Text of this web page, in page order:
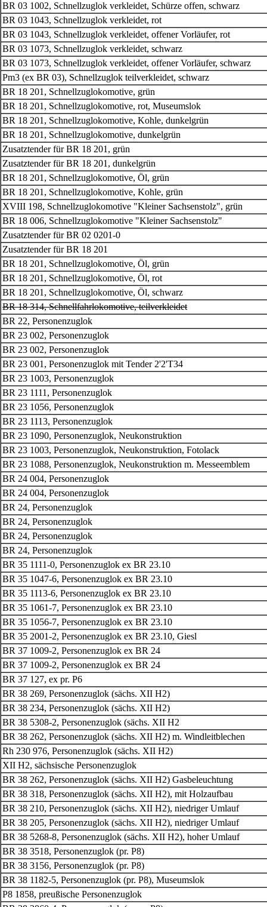
BR 03 1002, Schnellzuglok verkleidet, Schürze offen, schwarz
BR 03 1043, Schnellzuglok verkleidet, rot
BR 03 1043, Schnellzuglok verkleidet, offener Vorläufer, rot
BR 03 1073, Schnellzuglok verkleidet, schwarz
BR 03 1073, Schnellzuglok verkleidet, offener Vorläufer, schwarz
Pm3 (ex BR 03), Schnellzuglok teilverkleidet, schwarz
BR 18 201, Schnellzuglokomotive, grün
BR 18 201, Schnellzuglokomotive, rot, Museumslok
BR 18 201, Schnellzuglokomotive, Kohle, dunkelgrün
BR 18 201, Schnellzuglokomotive, dunkelgrün
Zusatztender für BR 18 201, grün
Zusatztender für BR 18 201, dunkelgrün
BR 18 201, Schnellzuglokomotive, Öl, grün
BR 18 201, Schnellzuglokomotive, Kohle, grün
XVIII 198, Schnellzuglokomotive "Kleiner Sachsenstolz", grün
BR 18 006, Schnellzuglokomotive "Kleiner Sachsenstolz"
Zusatztender für BR 02 0201-0
Zusatztender für BR 18 201
BR 18 201, Schnellzuglokomotive, Öl, grün
BR 18 201, Schnellzuglokomotive, Öl, rot
BR 18 201, Schnellzuglokomotive, Öl, schwarz
BR 18 314, Schnellfahrlokomotive, teilverkleidet
BR 22, Personenzuglok
BR 23 002, Personenzuglok
BR 23 002, Personenzuglok
BR 23 001, Personenzuglok mit Tender 2'2'T34
BR 23 1003, Personenzuglok
BR 23 1111, Personenzuglok
BR 23 1056, Personenzuglok
BR 23 1113, Personenzuglok
BR 23 1090, Personenzuglok, Neukonstruktion
BR 23 1003, Personenzuglok, Neukonstruktion, Fotolack
BR 23 1088, Personenzuglok, Neukonstruktion m. Messeemblem
BR 24 004, Personenzuglok
BR 24 004, Personenzuglok
BR 24, Personenzuglok
BR 24, Personenzuglok
BR 24, Personenzuglok
BR 24, Personenzuglok
BR 35 1111-0, Personenzuglok ex BR 23.10
BR 35 1047-6, Personenzuglok ex BR 23.10
BR 35 1113-6, Personenzuglok ex BR 23.10
BR 35 1061-7, Personenzuglok ex BR 23.10
BR 35 1056-7, Personenzuglok ex BR 23.10
BR 35 2001-2, Personenzuglok ex BR 23.10, Giesl
BR 37 1009-2, Personenzuglok ex BR 24
BR 37 1009-2, Personenzuglok ex BR 24
BR 37 127, ex pr. P6
BR 38 269, Personenzuglok (sächs. XII H2)
BR 38 234, Personenzuglok (sächs. XII H2)
BR 38 5308-2, Personenzuglok (sächs. XII H2
BR 38 262, Personenzuglok (sächs. XII H2) m. Windleitblechen
Rh 230 976, Personenzuglok (sächs. XII H2)
XII H2, sächsische Personenzuglok
BR 38 262, Personenzuglok (sächs. XII H2) Gasbeleuchtung
BR 38 318, Personenzuglok (sächs. XII H2), mit Holzaufbau
BR 38 210, Personenzuglok (sächs. XII H2), niedriger Umlauf
BR 38 205, Personenzuglok (sächs. XII H2), niedriger Umlauf
BR 38 5268-8, Personenzuglok (sächs. XII H2), hoher Umlauf
BR 38 3518, Personenzuglok (pr. P8)
BR 38 3156, Personenzuglok (pr. P8)
BR 38 1182-5, Personenzuglok (pr. P8), Museumslok
P8 1858, preußische Personenzuglok